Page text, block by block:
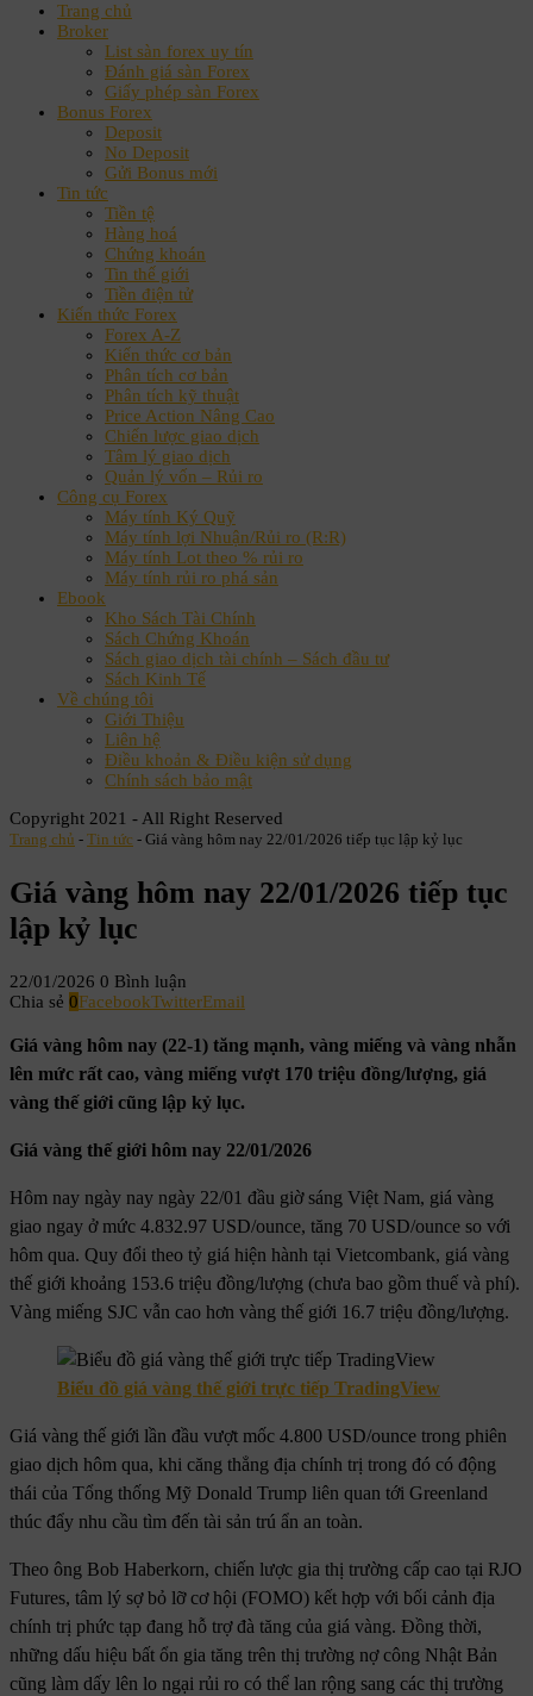
Trang chủ
Broker
List sàn forex uy tín
Đánh giá sàn Forex
Giấy phép sàn Forex
Bonus Forex
Deposit
No Deposit
Gửi Bonus mới
Tin tức
Tiền tệ
Hàng hoá
Chứng khoán
Tin thế giới
Tiền điện tử
Kiến thức Forex
Forex A-Z
Kiến thức cơ bản
Phân tích cơ bản
Phân tích kỹ thuật
Price Action Nâng Cao
Chiến lược giao dịch
Tâm lý giao dịch
Quản lý vốn – Rủi ro
Công cụ Forex
Máy tính Ký Quỹ
Máy tính lợi Nhuận/Rủi ro (R:R)
Máy tính Lot theo % rủi ro
Máy tính rủi ro phá sản
Ebook
Kho Sách Tài Chính
Sách Chứng Khoán
Sách giao dịch tài chính – Sách đầu tư
Sách Kinh Tế
Về chúng tôi
Giới Thiệu
Liên hệ
Điều khoản & Điều kiện sử dụng
Chính sách bảo mật
Copyright 2021 - All Right Reserved
Trang chủ - Tin tức - Giá vàng hôm nay 22/01/2026 tiếp tục lập kỷ lục
Giá vàng hôm nay 22/01/2026 tiếp tục
lập kỷ lục
22/01/2026 0 Bình luận
Chia sẻ 0FacebookTwitterEmail
Giá vàng hôm nay (22-1) tăng mạnh, vàng miếng và vàng nhẫn
lên mức rất cao, vàng miếng vượt 170 triệu đồng/lượng, giá
vàng thế giới cũng lập kỷ lục.
Giá vàng thế giới hôm nay 22/01/2026
Hôm nay ngày nay ngày 22/01 đầu giờ sáng Việt Nam, giá vàng
giao ngay ở mức 4.832.97 USD/ounce, tăng 70 USD/ounce so với
hôm qua. Quy đổi theo tỷ giá hiện hành tại Vietcombank, giá vàng
thế giới khoảng 153.6 triệu đồng/lượng (chưa bao gồm thuế và phí).
Vàng miếng SJC vẫn cao hơn vàng thế giới 16.7 triệu đồng/lượng.
Biểu đồ giá vàng thế giới trực tiếp TradingView
Giá vàng thế giới lần đầu vượt mốc 4.800 USD/ounce trong phiên
giao dịch hôm qua, khi căng thẳng địa chính trị trong đó có động
thái của Tổng thống Mỹ Donald Trump liên quan tới Greenland
thúc đẩy nhu cầu tìm đến tài sản trú ẩn an toàn.
Theo ông Bob Haberkorn, chiến lược gia thị trường cấp cao tại RJO
Futures, tâm lý sợ bỏ lỡ cơ hội (FOMO) kết hợp với bối cảnh địa
chính trị phức tạp đang hỗ trợ đà tăng của giá vàng. Đồng thời,
những dấu hiệu bất ổn gia tăng trên thị trường nợ công Nhật Bản
cũng làm dấy lên lo ngại rủi ro có thể lan rộng sang các thị trường